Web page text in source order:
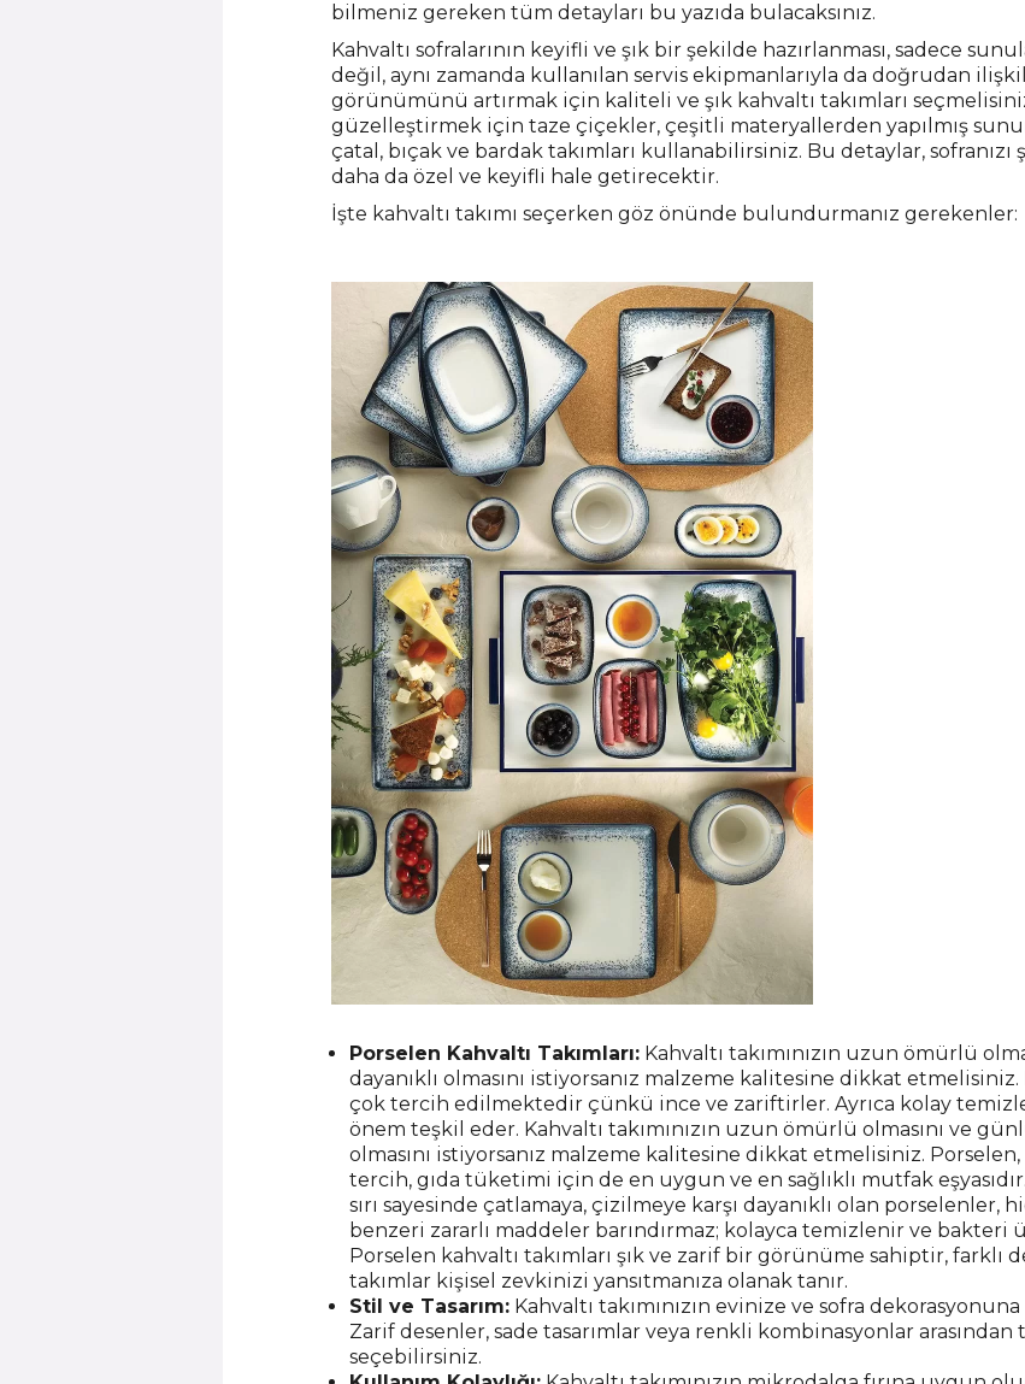
bilmeniz gereken tüm detayları bu yazıda bulacaksınız.
Kahvaltı sofralarının keyifli ve şık bir şekilde hazırlanması, sadece
değil, aynı zamanda kullanılan servis ekipmanlarıyla da doğrudan
görünümünü artırmak için kaliteli ve şık kahvaltı takımları seçmelisiniz.
güzelleştirmek için taze çiçekler, çeşitli materyallerden yapılmış
çatal, bıçak ve bardak takımları kullanabilirsiniz. Bu detaylar, sofranızı
daha da özel ve keyifli hale getirecektir.
İşte kahvaltı takımı seçerken göz önünde bulundurmanız gerekenler:
Porselen Kahvaltı Takımları:Kahvaltı takımınızın uzun ömürlü
dayanıklı olmasını istiyorsanız malzeme kalitesine dikkat etmelisiniz.
çok tercih edilmektedir çünkü ince ve zariftirler. Ayrıca kolay
önem teşkil eder. Kahvaltı takımınızın uzun ömürlü olmasını ve
olmasını istiyorsanız malzeme kalitesine dikkat etmelisiniz.
tercih, gıda tüketimi için de en uygun ve en sağlıklı mutfak eşyasıdır.
sırı sayesinde çatlamaya, çizilmeye karşı dayanıklı olan porselenler,
benzeri zararlı maddeler barındırmaz; kolayca temizlenir ve bakteri
Porselen kahvaltı takımları şık ve zarif bir görünüme sahiptir, farklı
takımlar kişisel zevkinizi yansıtmanıza olanak tanır.
Stil ve Tasarım:Kahvaltı takımınızın evinize ve sofra
Zarif desenler, sade tasarımlar veya renkli kombinasyonlar arasından
seçebilirsiniz.